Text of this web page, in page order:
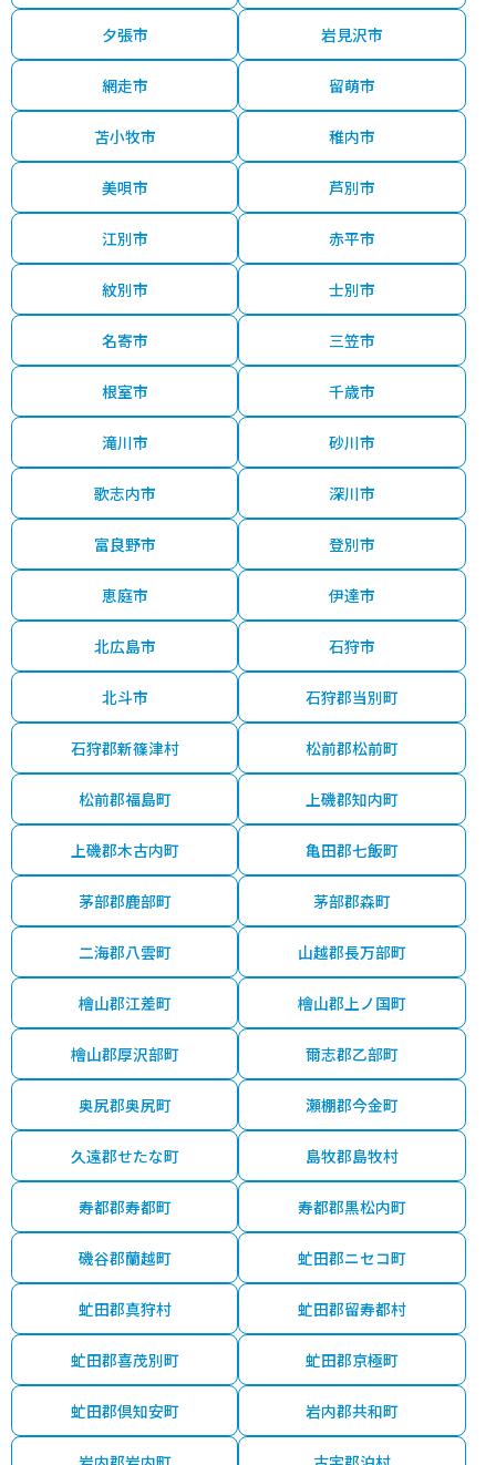
夕張市 岩見沢市
網走市 留萌市
苫小牧市 稚内市
美唄市 芦別市
江別市 赤平市
紋別市 士別市
名寄市 三笠市
根室市 千歳市
滝川市 砂川市
歌志内市 深川市
富良野市 登別市
恵庭市 伊達市
北広島市 石狩市
北斗市 石狩郡当別町
石狩郡新篠津村 松前郡松前町
松前郡福島町 上磯郡知内町
上磯郡木古内町 亀田郡七飯町
茅部郡鹿部町 茅部郡森町
二海郡八雲町 山越郡長万部町
檜山郡江差町 檜山郡上ノ国町
檜山郡厚沢部町 爾志郡乙部町
奥尻郡奥尻町 瀬棚郡今金町
久遠郡せたな町 島牧郡島牧村
寿都郡寿都町 寿都郡黒松内町
磯谷郡蘭越町 虻田郡ニセコ町
虻田郡真狩村 虻田郡留寿都村
虻田郡喜茂別町 虻田郡京極町
虻田郡倶知安町 岩内郡共和町